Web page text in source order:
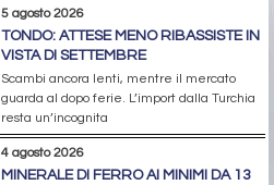
5 agosto 2026
TONDO: ATTESE MENO RIBASSISTE IN
VISTA DI SETTEMBRE
Scambi ancora lenti, mentre il mercato
guarda al dopo ferie. L’import dalla Turchia
resta un’incognita
4 agosto 2026
MINERALE DI FERRO AI MINIMI DA 13